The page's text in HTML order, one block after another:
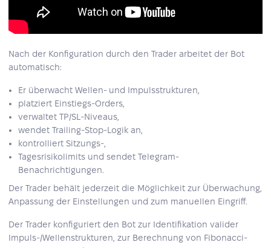
Nach der Konfiguration durch den Trader arbeitet der Bot
automatisch:
Er überwacht Wellen- und Impulsstrukturen,
platziert Einstiegs-Orders,
verwaltet TP/SL-Niveaus,
wendet Trailing-Stop-Logik an,
kontrolliert Sitzungs-,
Tagesrisikolimits und sendet Telegram-
Benachrichtigungen.
Der Trader behält jederzeit die Möglichkeit zur Überwachung,
Anpassung der Einstellungen und zum manuellen Eingriff.
Der Trader konfiguriert den Bot zur Identifikation valider
Impuls-/Wellenstrukturen, zur Berechnung von Fibonacci-